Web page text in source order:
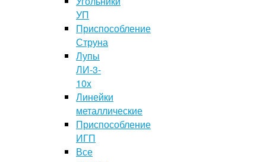
УП
Приспособление
Струна
Лупы
ЛИ-3-
10x
Линейки
металлические
Приспособление
ИГП
Все